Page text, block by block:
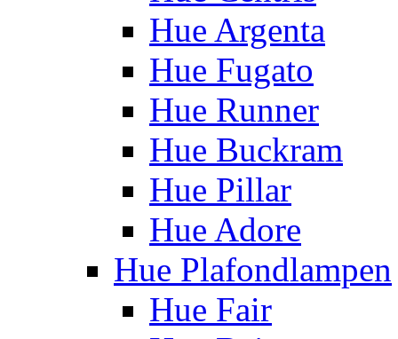
Hue Argenta
Hue Fugato
Hue Runner
Hue Buckram
Hue Pillar
Hue Adore
Hue Plafondlampen
Hue Fair